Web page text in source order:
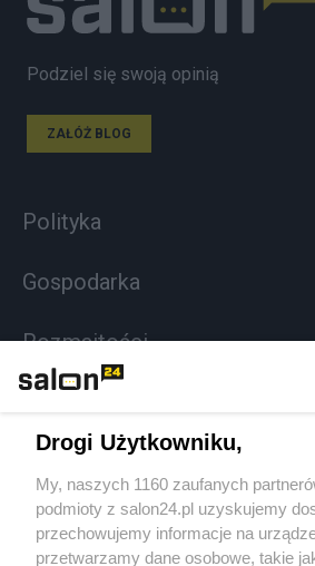
Podziel się swoją opinią
ZAŁÓŻ BLOG
Polityka
Gospodarka
Rozmaitości
Sport
Społeczeństwo
Drogi Użytkowniku,
My, naszych 1160 zaufanych
podmioty z salon24.pl uzyskujemy
przechowujemy informacje na
przetwarzamy dane osobowe, takie